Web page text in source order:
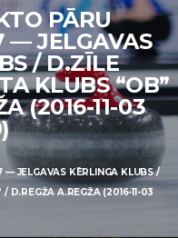
PĀRU
— JELGAVAS
/ D.ZĪLE
KLUBS “OB”
(2016-11-03
JELGAVAS KĒRLINGA KLUBS /
D.REGŽA A.REGŽA (2016-11-03